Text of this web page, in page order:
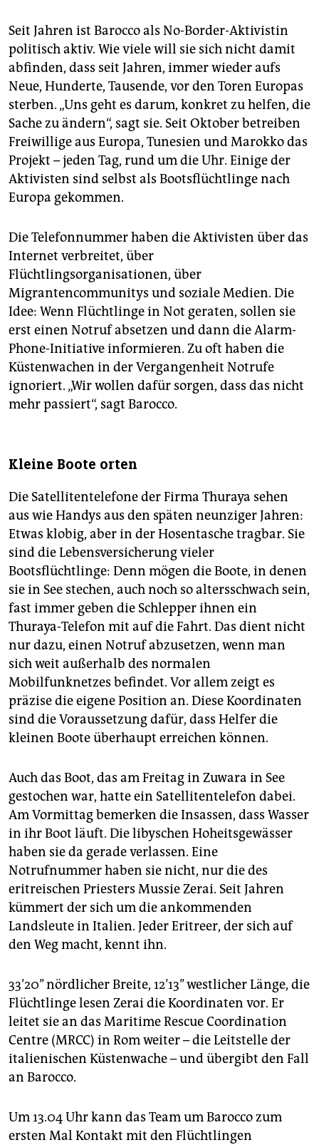
Seit Jahren ist Barocco als No-Border-Aktivistin
politisch aktiv. Wie viele will sie sich nicht damit
abfinden, dass seit Jahren, immer wieder aufs
Neue, Hunderte, Tausende, vor den Toren Europas
sterben. „Uns geht es darum, konkret zu helfen, die
Sache zu ändern“, sagt sie. Seit Oktober betreiben
Freiwillige aus Europa, Tunesien und Marokko das
Projekt – jeden Tag, rund um die Uhr. Einige der
Aktivisten sind selbst als Bootsflüchtlinge nach
Europa gekommen.
Die Telefonnummer haben die Aktivisten über das
Internet verbreitet, über
Flüchtlingsorganisationen, über
Migrantencommunitys und soziale Medien. Die
Idee: Wenn Flüchtlinge in Not geraten, sollen sie
erst einen Notruf absetzen und dann die Alarm-
Phone-Initiative informieren. Zu oft haben die
Küstenwachen in der Vergangenheit Notrufe
ignoriert. „Wir wollen dafür sorgen, dass das nicht
mehr passiert“, sagt Barocco.
Kleine Boote orten
Die Satellitentelefone der Firma Thuraya sehen
aus wie Handys aus den späten neunziger Jahren:
Etwas klobig, aber in der Hosentasche tragbar. Sie
sind die Lebensversicherung vieler
Bootsflüchtlinge: Denn mögen die Boote, in denen
sie in See stechen, auch noch so altersschwach sein,
fast immer geben die Schlepper ihnen ein
Thuraya-Telefon mit auf die Fahrt. Das dient nicht
nur dazu, einen Notruf abzusetzen, wenn man
sich weit außerhalb des normalen
Mobilfunknetzes befindet. Vor allem zeigt es
präzise die eigene Position an. Diese Koordinaten
sind die Voraussetzung dafür, dass Helfer die
kleinen Boote überhaupt erreichen können.
Auch das Boot, das am Freitag in Zuwara in See
gestochen war, hatte ein Satellitentelefon dabei.
Am Vormittag bemerken die Insassen, dass Wasser
in ihr Boot läuft. Die libyschen Hoheitsgewässer
haben sie da gerade verlassen. Eine
Notrufnummer haben sie nicht, nur die des
eritreischen Priesters Mussie Zerai. Seit Jahren
kümmert der sich um die ankommenden
Landsleute in Italien. Jeder Eritreer, der sich auf
den Weg macht, kennt ihn.
33’20’’ nördlicher Breite, 12’13’’ westlicher Länge, die
Flüchtlinge lesen Zerai die Koordinaten vor. Er
leitet sie an das Maritime Rescue Coordination
Centre (MRCC) in Rom weiter – die Leitstelle der
italienischen Küstenwache – und übergibt den Fall
an Barocco.
Um 13.04 Uhr kann das Team um Barocco zum
ersten Mal Kontakt mit den Flüchtlingen